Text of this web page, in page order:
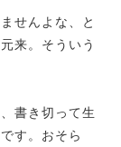
せんよな、と
来。そういう
書き切って生
す。おそら